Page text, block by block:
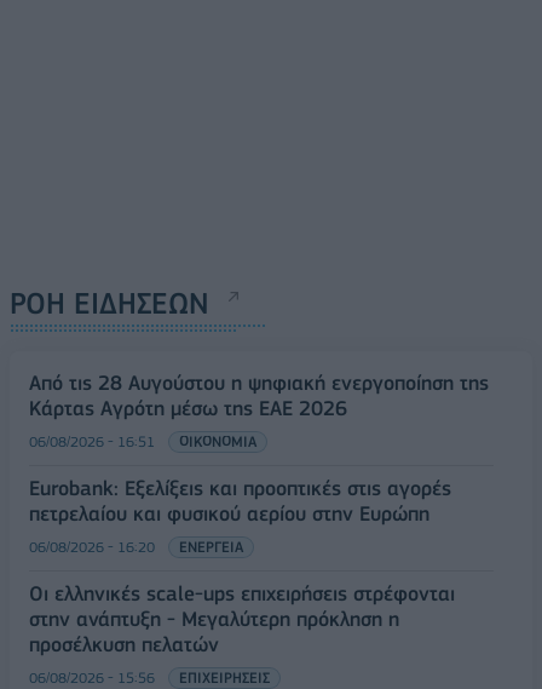
ΡΟΗ ΕΙΔΗΣΕΩΝ
Από τις 28 Αυγούστου η ψηφιακή ενεργοποίηση της
Κάρτας Αγρότη μέσω της ΕΑΕ 2026
06/08/2026 - 16:51 ΟΙΚΟΝΟΜΙΑ
Eurobank: Εξελίξεις και προοπτικές στις αγορές
πετρελαίου και φυσικού αερίου στην Ευρώπη
06/08/2026 - 16:20 ΕΝΕΡΓΕΙΑ
Οι ελληνικές scale-ups επιχειρήσεις στρέφονται
στην ανάπτυξη - Μεγαλύτερη πρόκληση η
προσέλκυση πελατών
06/08/2026 - 15:56 ΕΠΙΧΕΙΡΗΣΕΙΣ